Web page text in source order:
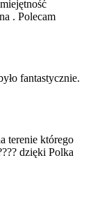
. Polecam
fantastycznie.
terenie którego
dzięki Polka